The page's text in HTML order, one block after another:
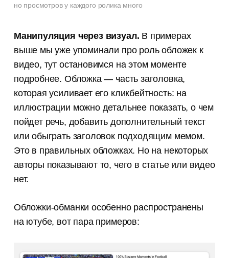
но просмотров у каждого ролика много
Манипуляция через визуал. В примерах
выше мы уже упоминали про роль обложек к
видео, тут остановимся на этом моменте
подробнее. Обложка — часть заголовка,
которая усиливает его кликбейтность: на
иллюстрации можно детальнее показать, о чем
пойдет речь, добавить дополнительный текст
или обыграть заголовок подходящим мемом.
Это в правильных обложках. Но на некоторых
авторы показывают то, чего в статье или видео
нет.
Обложки-обманки особенно распространены
на ютубе, вот пара примеров: